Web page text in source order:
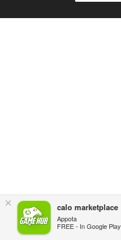
× calo marketplace
Appota
FREE - In Google Play